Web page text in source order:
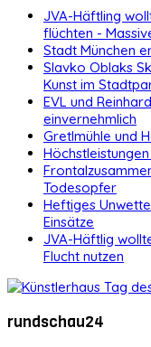
JVA-Häftling
flüchten -
Stadt München
Slavko Oblaks
Kunst im
EVL und
einvernehmlich
Gretlmühle und
Todesopfer
Heftiges
Einsätze
JVA-Häftlig
Flucht nutzen
rundschau24